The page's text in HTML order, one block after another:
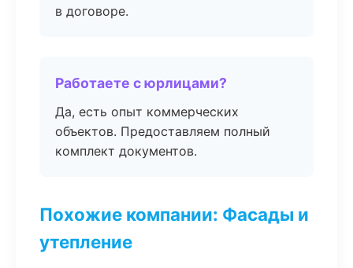
в договоре.
Работаете с юрлицами?
Да, есть опыт коммерческих
объектов. Предоставляем полный
комплект документов.
Похожие компании: Фасады и
утепление